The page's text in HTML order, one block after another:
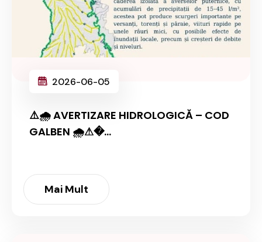
2026-06-05
⚠️🌧️ AVERTIZARE HIDROLOGICĂ – COD
GALBEN 🌧️⚠�...
Mai Mult